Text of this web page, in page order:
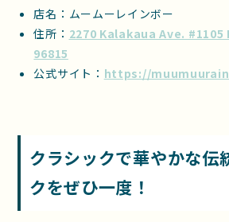
店名：ムームーレインボー
住所： 2270 Kalakaua Ave.
96815
公式サイト： https://
クラシックで華やかな伝
クをぜひ一度！